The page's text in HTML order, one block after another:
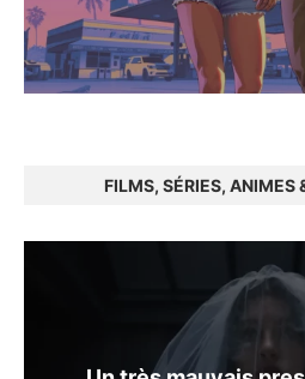
FILMS, SÉRIES, ANIMES